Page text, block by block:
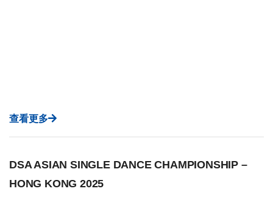
查看更多
DSA ASIAN SINGLE DANCE CHAMPIONSHIP –
HONG KONG 2025